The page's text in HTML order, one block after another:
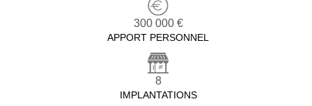
300 000 €
APPORT PERSONNEL
8
IMPLANTATIONS